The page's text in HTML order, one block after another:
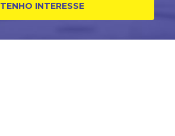
TENHO INTERESSE